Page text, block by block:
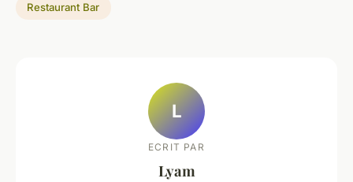
Restaurant Bar
L
ECRIT PAR
Lyam